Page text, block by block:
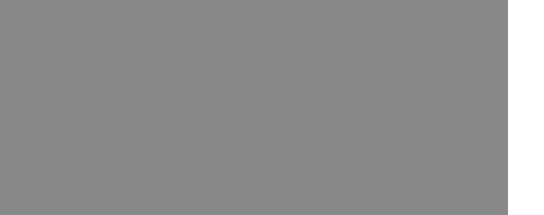
venster))